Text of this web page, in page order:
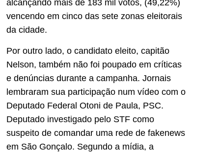
alcançando mais de 183 mil votos, (49,22%)
vencendo em cinco das sete zonas eleitorais
da cidade.
Por outro lado, o candidato eleito, capitão
Nelson, também não foi poupado em críticas
e denúncias durante a campanha. Jornais
lembraram sua participação num vídeo com o
Deputado Federal Otoni de Paula, PSC.
Deputado investigado pelo STF como
suspeito de comandar uma rede de fakenews
em São Gonçalo. Segundo a mídia, a